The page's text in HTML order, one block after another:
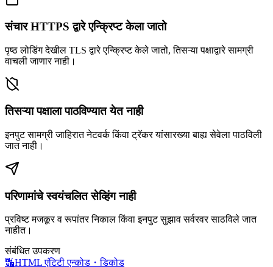
संचार HTTPS द्वारे एन्क्रिप्ट केला जातो
पृष्ठ लोडिंग देखील TLS द्वारे एन्क्रिप्ट केले जातो, तिसऱ्या पक्षाद्वारे सामग्री
वाचली जाणार नाही।
तिसऱ्या पक्षाला पाठविण्यात येत नाही
इनपुट सामग्री जाहिरात नेटवर्क किंवा ट्रॅकर यांसारख्या बाह्य सेवेला पाठविली
जात नाही।
परिणामांचे स्वयंचलित सेव्हिंग नाही
प्रविष्ट मजकूर व रूपांतर निकाल किंवा इनपुट सुझाव सर्वरवर साठविले जात
नाहीत।
संबंधित उपकरण
🔣HTML एंटिटी एन्कोड・डिकोड